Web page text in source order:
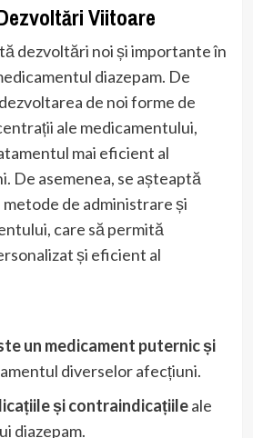
Viitoare
dezvoltări noi și importante în
diazepam. De
de noi forme de
ale medicamentului,
mai eficient al
De asemenea, se așteaptă
de administrare și
care să permită
și eficient al
un medicament puternic și
diverselor afecțiuni.
și contraindicațiileale
diazepam.